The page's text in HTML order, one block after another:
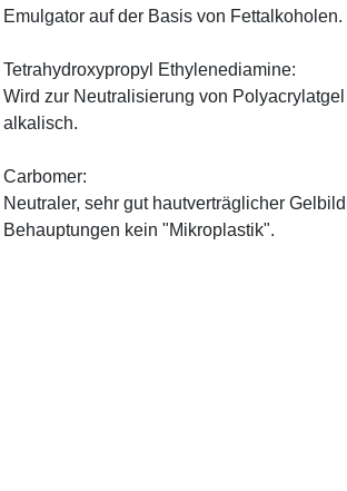
Emulgator auf der Basis von Fettalkoholen.
Tetrahydroxypropyl Ethylenediamine:
Wird zur Neutralisierung von
alkalisch.
Carbomer:
Neutraler, sehr gut hautverträglicher
Behauptungen kein "Mikroplastik".